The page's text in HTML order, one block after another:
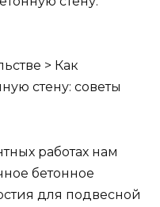
> Как
стену: советы
работах нам
бетонное
для подвесной